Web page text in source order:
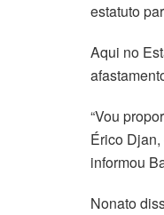
estatuto
Aqui no
“Vou
Érico
informou
Nonato